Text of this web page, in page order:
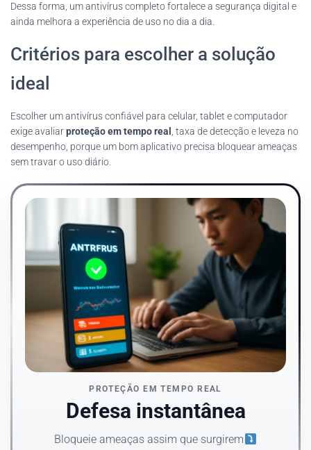
Dessa forma, um antivírus completo fortalece a segurança digital e
ainda melhora a experiência de uso no dia a dia.
Critérios para escolher a solução
ideal
Escolher um antivírus confiável para celular, tablet e computador
exige avaliarproteção em tempo real , taxa de detecção e leveza no
desempenho, porque um bom aplicativo precisa bloquear ameaças
sem travar o uso diário.
PROTEÇÃO EM TEMPO REAL
Defesa instantânea
Bloqueie ameaças assim que surgirem